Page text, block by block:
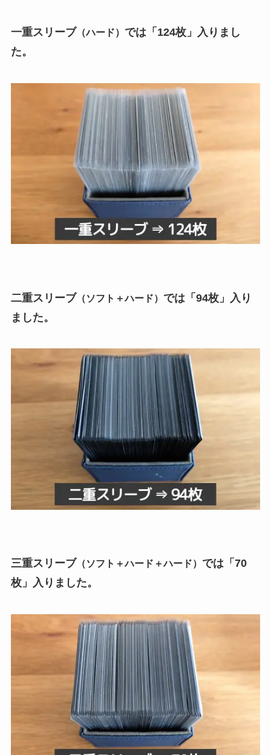
一重スリーブ（ハード） では「124枚」入りまし
た。
二重スリーブ（ソフト＋ハード） では「94枚」入り
ました。
三重スリーブ（ソフト＋ハード＋ハード） では「70
枚」入りました。